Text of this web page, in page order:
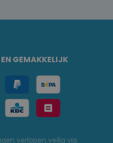
GEMAKKELIJK
verlopen veilig via